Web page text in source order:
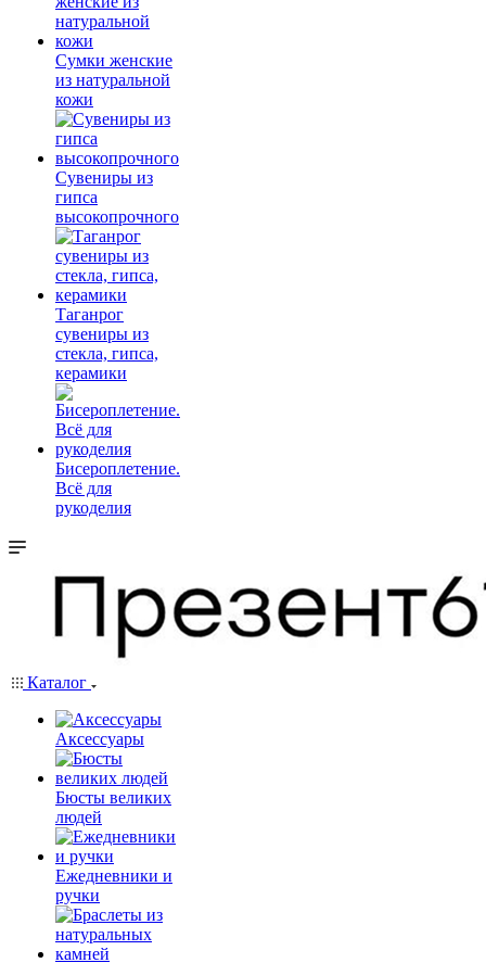
Сумки женские
из натуральной
кожи
Сувениры из
гипса
высокопрочного
Таганрог
сувениры из
стекла, гипса,
керамики
Бисероплетение.
Всё для
рукоделия
Каталог
Аксессуары
Бюсты великих
людей
Ежедневники и
ручки